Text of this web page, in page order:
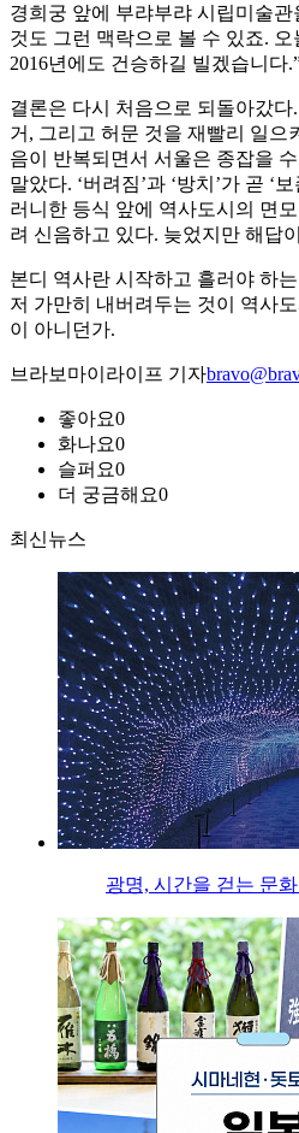
경희궁 앞에 부랴부랴 시립미술
것도 그런 맥락으로 볼 수 있죠.
2016년에도 건승하길 빌겠습니다
결론은 다시 처음으로 되돌아갔
거, 그리고 허문 것을 재빨리 일으
음이 반복되면서 서울은 종잡을
말았다. ‘버려짐’과 ‘방치’가 곧 ‘
러니한 등식 앞에 역사도시의 면
려 신음하고 있다. 늦었지만 해답
본디 역사란 시작하고 흘러야 하
저 가만히 내버려두는 것이 역사
이 아니던가.
브라보마이라이프 기자
좋아요0
화나요0
슬퍼요0
더 궁금해요0
최신뉴스
광명, 시간을 걷는 문